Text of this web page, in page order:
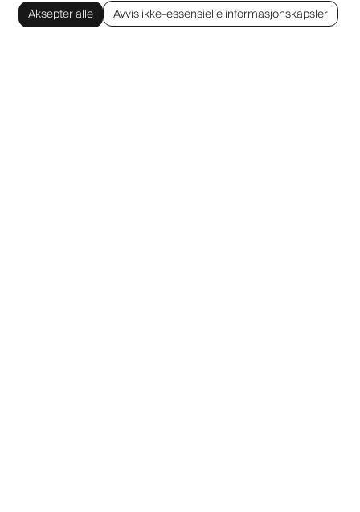
Aksepter alle
Avvis ikke-essensielle informasjonskapsler